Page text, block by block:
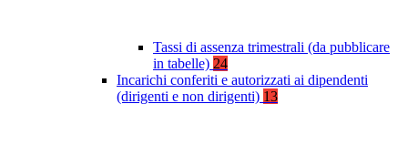
Tassi di assenza trimestrali (da pubblicare
in tabelle) 24
Incarichi conferiti e autorizzati ai dipendenti
(dirigenti e non dirigenti) 13